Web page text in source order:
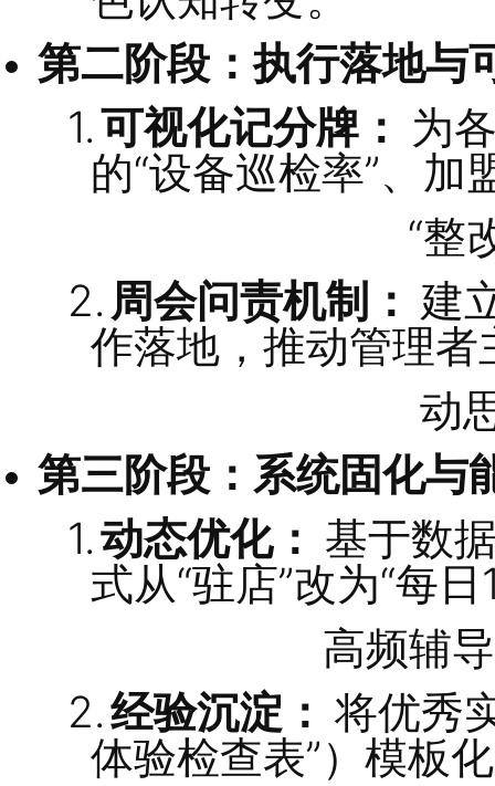
1.做目标减法：
汰边缘目标。
2.拆解过程指标：
店（重赋能，如
定
3. 建立协同语言：
色认知转变。
第二阶段：执行落
1.可视化记分牌：
设备巡检率”